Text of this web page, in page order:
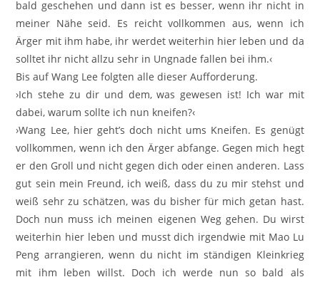
bald geschehen und dann ist es besser, wenn ihr nicht in
meiner Nähe seid. Es reicht vollkommen aus, wenn ich
Ärger mit ihm habe, ihr werdet weiterhin hier leben und da
solltet ihr nicht allzu sehr in Ungnade fallen bei ihm.‹
Bis auf Wang Lee folgten alle dieser Aufforderung.
›Ich stehe zu dir und dem, was gewesen ist! Ich war mit
dabei, warum sollte ich nun kneifen?‹
›Wang Lee, hier geht’s doch nicht ums Kneifen. Es genügt
vollkommen, wenn ich den Ärger abfange. Gegen mich hegt
er den Groll und nicht gegen dich oder einen anderen. Lass
gut sein mein Freund, ich weiß, dass du zu mir stehst und
weiß sehr zu schätzen, was du bisher für mich getan hast.
Doch nun muss ich meinen eigenen Weg gehen. Du wirst
weiterhin hier leben und musst dich irgendwie mit Mao Lu
Peng arrangieren, wenn du nicht im ständigen Kleinkrieg
mit ihm leben willst. Doch ich werde nun so bald als